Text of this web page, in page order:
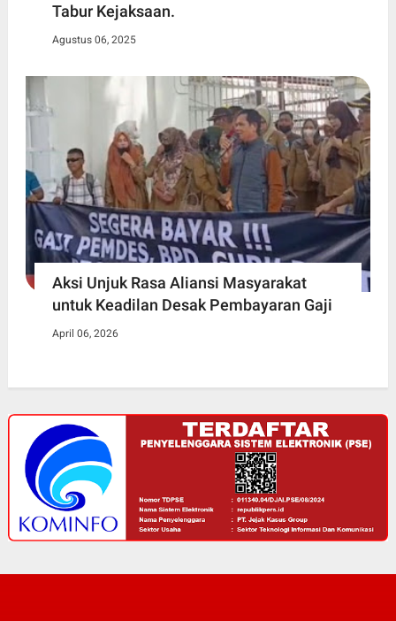
Tabur Kejaksaan.
Agustus 06, 2025
Aksi Unjuk Rasa Aliansi Masyarakat
untuk Keadilan Desak Pembayaran Gaji
April 06, 2026